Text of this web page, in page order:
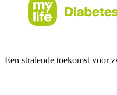
Een stralende toekomst voor